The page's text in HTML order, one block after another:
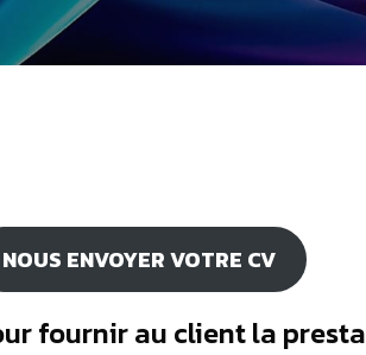
NOUS ENVOYER VOTRE CV
fournir au client la